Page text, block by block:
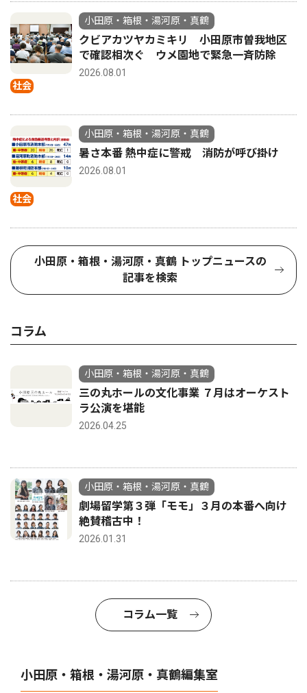
社会
小田原・箱根・湯河原・真鶴
クビアカツヤカミキリ 小田原市曽我地区
で確認相次ぐ ウメ園地で緊急一斉防除
2026.08.01
社会
小田原・箱根・湯河原・真鶴
暑さ本番 熱中症に警戒 消防が呼び掛け
2026.08.01
小田原・箱根・湯河原・真鶴 トップニュースの
記事を検索
コラム
小田原・箱根・湯河原・真鶴
三の丸ホールの文化事業 ７月はオーケスト
ラ公演を堪能
2026.04.25
小田原・箱根・湯河原・真鶴
劇場留学第３弾「モモ」３月の本番へ向け
絶賛稽古中！
2026.01.31
コラム一覧
小田原・箱根・湯河原・真鶴編集室